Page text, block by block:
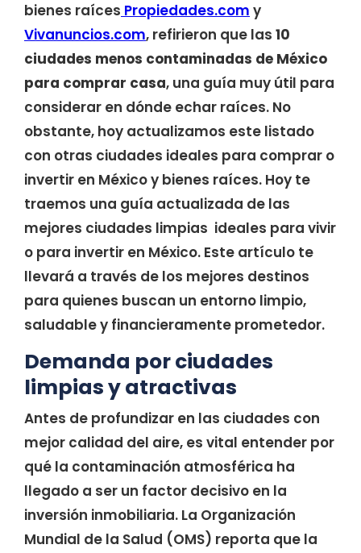
bienes raíces Propiedades.com y
Vivanuncios.com, refirieron que las 10
ciudades menos contaminadas de México
para comprar casa, una guía muy útil para
considerar en dónde echar raíces. No
obstante, hoy actualizamos este listado
con otras ciudades ideales para comprar o
invertir en México y bienes raíces. Hoy te
traemos una guía actualizada de las
mejores ciudades limpias ideales para vivir
o para invertir en México. Este artículo te
llevará a través de los mejores destinos
para quienes buscan un entorno limpio,
saludable y financieramente prometedor.
Demanda por ciudades
limpias y atractivas
Antes de profundizar en las ciudades con
mejor calidad del aire, es vital entender por
qué la contaminación atmosférica ha
llegado a ser un factor decisivo en la
inversión inmobiliaria. La Organización
Mundial de la Salud (OMS) reporta que la